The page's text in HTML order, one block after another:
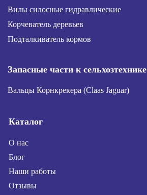
Вилы силосные гидравлические
Корчеватель деревьев
Подталкиватель кормов
Запасные части к сельхозтехнике
Вальцы Корнкрекера (Claas Jaguar)
Каталог
О нас
Блог
Наши работы
Отзывы